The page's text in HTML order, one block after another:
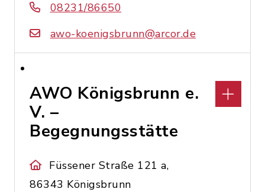
08231/86650
awo-koenigsbrunn@arcor.de
AWO Königsbrunn e.
V. –
Begegnungsstätte
Füssener Straße 121 a,
86343 Königsbrunn